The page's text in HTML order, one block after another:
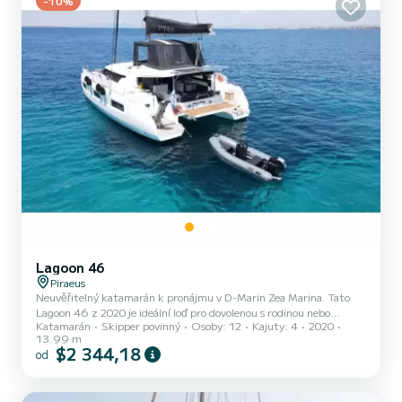
Lagoon 46
Piraeus
Neuvěřitelný katamarán k pronájmu v D-Marin Zea Marina. Tato
Lagoon 46 z 2020 je ideální loď pro dovolenou s rodinou nebo
přáteli. Loď má 4 plně vybavené kajuty a jednu kapacita 8 osob. S
celkovou délkou 14 metrů bude vaším nejlepším spojencem pro
strávení výjimečné dovolené na vodě v okolí D-Marin Zea Marina
Katamarán Skipper povinný Osoby: 12 Kajuty: 4
2020
13.99 m
od $2 344,18